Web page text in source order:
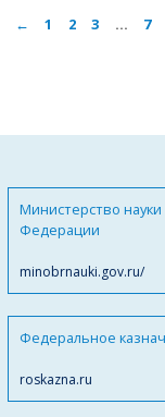
← 1 2 3 … 7
Министерство
Федерации
minobrnauki.gov.ru/
Федеральное
roskazna.ru